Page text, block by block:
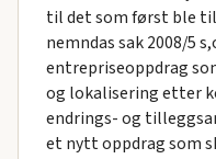
til det som først ble
nemndas sak 2008/5
entrepriseoppdrag
og lokalisering etter
endrings- og
et nytt oppdrag som